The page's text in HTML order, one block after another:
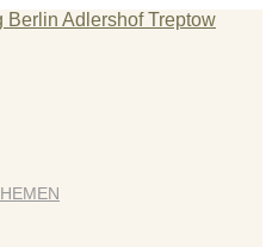
& Heilpraktiker für